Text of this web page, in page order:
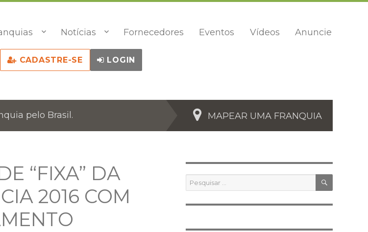
Notícias Fornecedores Eventos Vídeos Anuncie
CADASTRE-SE LOGIN
pelo Brasil. MAPEAR UMA FRANQUIA
“FIXA” DA
2016 COM
Pesquisar
por: